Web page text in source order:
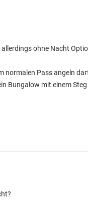
allerdings ohne Nacht
normalen Pass angeln
Bungalow mit einem